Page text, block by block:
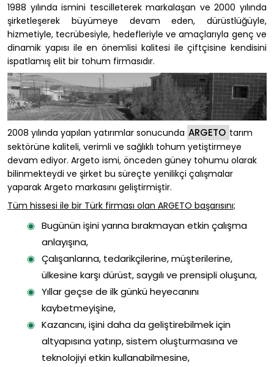
1988 yılında ismini tescilleterek markalaşan ve 2000 yılında
şirketleşerek büyümeye devam eden, dürüstlüğüyle,
hizmetiyle, tecrübesiyle, hedefleriyle ve amaçlarıyla genç ve
dinamik yapısı ile en önemlisi kalitesi ile çiftçisine kendisini
ispatlamış elit bir tohum firmasıdır.
2008 yılında yapılan yatırımlar sonucunda ARGETO tarım
sektörüne kaliteli, verimli ve sağlıklı tohum yetiştirmeye
devam ediyor. Argeto ismi, önceden güney tohumu olarak
bilinmekteydi ve şirket bu süreçte yenilikçi çalışmalar
yaparak Argeto markasını geliştirmiştir.
Tüm hissesi ile bir Türk firması olan ARGETO başarısını;
Bugünün işini yarına bırakmayan etkin çalışma
anlayışına,
Çalışanlarına, tedarikçilerine, müşterilerine,
ülkesine karşı dürüst, saygılı ve prensipli oluşuna,
Yıllar geçse de ilk günkü heyecanını
kaybetmeyişine,
Kazancını, işini daha da geliştirebilmek için
altyapısına yatırıp, sistem oluşturmasına ve
teknolojiyi etkin kullanabilmesine,